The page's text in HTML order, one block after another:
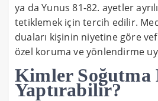
ya da Yunus 81-82. ayetler
tetiklemek için tercih edilir.
duaları kişinin niyetine göre
özel koruma ve yönlendirme
Kimler Soğutma
Yaptırabilir?